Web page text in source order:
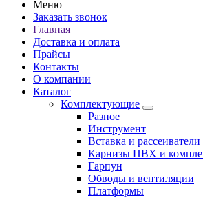
Меню
Заказать звонок
Главная
Доставка и оплата
Прайсы
Контакты
О компании
Каталог
Комплектующие
Разное
Инструмент
Вставка и рассеиватели
Карнизы ПВХ и
Гарпун
Обводы и вентиляции
Платформы